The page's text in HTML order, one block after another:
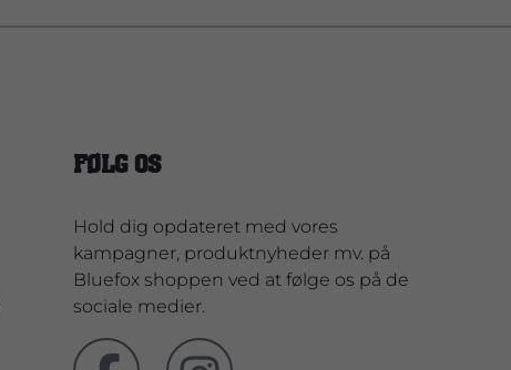
FØLG OS
Hold dig opdateret med vores
kampagner, produktnyheder mv. på
Bluefox shoppen ved at følge os på de
sociale medier.